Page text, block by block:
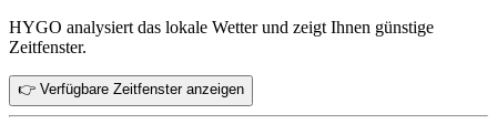
HYGO analysiert das lokale Wetter und zeigt Ihnen günstige
Zeitfenster.
👉 Verfügbare Zeitfenster anzeigen